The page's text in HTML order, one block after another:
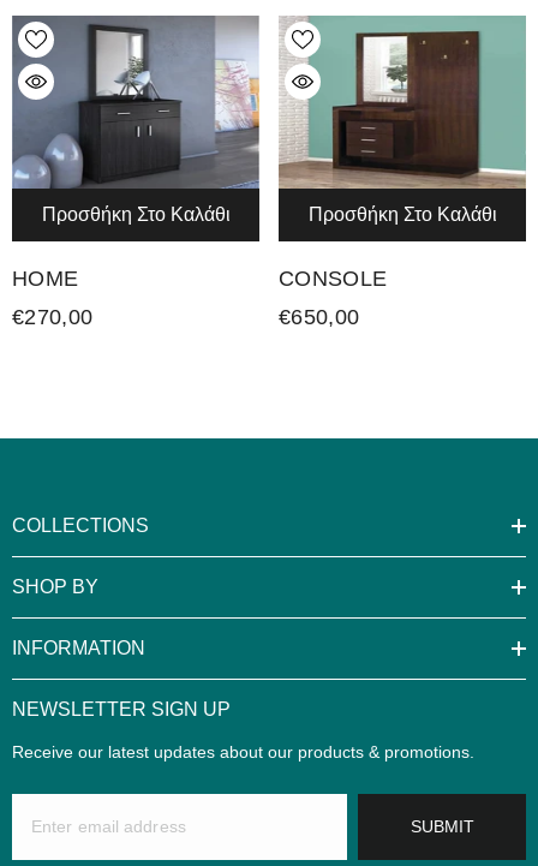
Προσθήκη Στο Καλάθι
HOME
€270,00
Προσθήκη Στο Καλάθι
CONSOLE
€650,00
COLLECTIONS
SHOP BY
INFORMATION
NEWSLETTER SIGN UP
Receive our latest updates about our products & promotions.
SUBMIT